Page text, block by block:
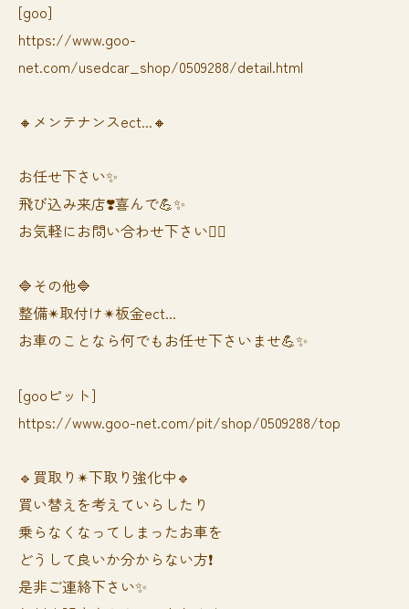
[goo]
https://www.goo-
net.com/usedcar_shop/0509288/detail.html
🔸メンテナンスect...🔸
お任せ下さい✨
飛び込み来店❣️喜んで💪✨
お気軽にお問い合わせ下さい🙆‍♀️
🔷その他🔷
整備✴︎取付け✴︎板金ect...
お車のことなら何でもお任せ下さいませ💪✨
[gooピット]
https://www.goo-net.com/pit/shop/0509288/top
🔹買取り✴︎下取り強化中🔹
買い替えを考えていらしたり
乗らなくなってしまったお車を
どうして良いか分からない方❗️
是非ご連絡下さい✨